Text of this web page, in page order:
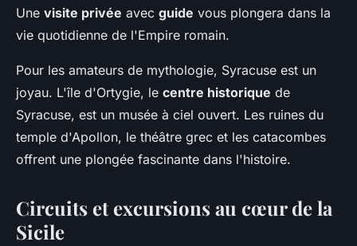
Une visite privée avec guide vous plongera dans la
vie quotidienne de l'Empire romain.
Pour les amateurs de mythologie, Syracuse est un
joyau. L'île d'Ortygie, le centre historique de
Syracuse, est un musée à ciel ouvert. Les ruines du
temple d'Apollon, le théâtre grec et les catacombes
offrent une plongée fascinante dans l'histoire.
Circuits et excursions au cœur de la
Sicile